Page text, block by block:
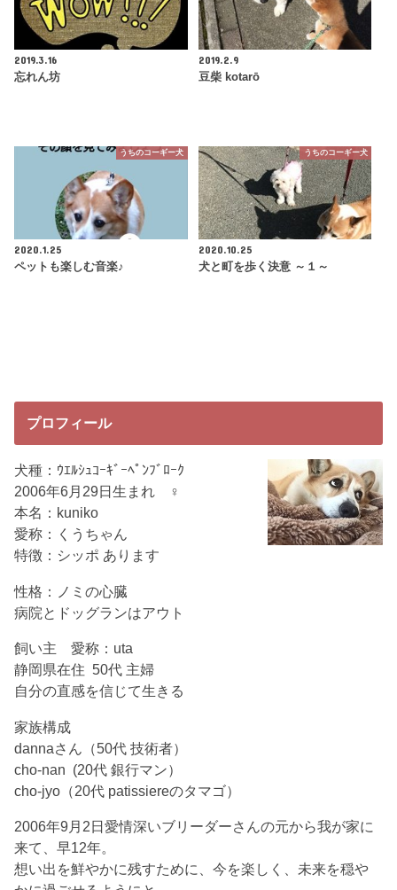
2019.3.16
忘れん坊
2019.2.9
豆柴 kotarō
うちのコーギー犬
2020.1.25
ペットも楽しむ音楽♪
うちのコーギー犬
2020.10.25
犬と町を歩く決意 ～１～
プロフィール
犬種：ｳｴﾙｼｭｺｰｷﾞｰﾍﾟﾝﾌﾞﾛｰｸ
2006年6月29日生まれ ♀
本名：kuniko
愛称：くうちゃん
特徴：シッポ あります
性格：ノミの心臓
病院とドッグランはアウト
飼い主 愛称：uta
静岡県在住 50代 主婦
自分の直感を信じて生きる
家族構成
dannaさん（50代 技術者）
cho-nan (20代 銀行マン）
cho-jyo（20代 patissiereのタマゴ）
2006年9月2日愛情深いブリーダーさんの元から我が家に
来て、早12年。
想い出を鮮やかに残すために、今を楽しく、未来を穏や